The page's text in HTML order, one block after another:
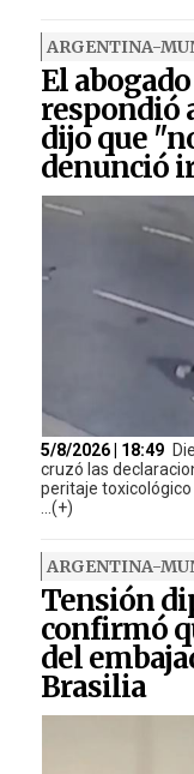
ARGENTINA-
El
respondió
dijo que
denunció
5/8/2026 | 18:49
cruzó las
peritaje
...(+)
ARGENTINA-
Tensión
confirmó
del
Brasilia